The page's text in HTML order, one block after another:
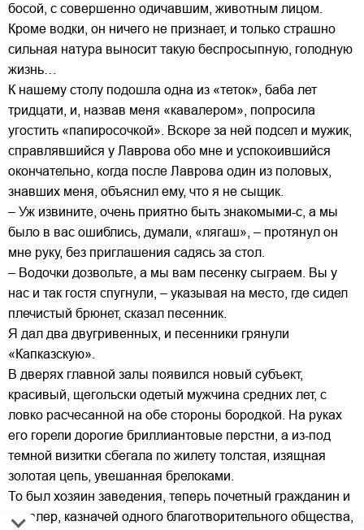
босой, с совершенно одичавшим, животным лицом.
Кроме водки, он ничего не признает, и только страшно
сильная натура выносит такую беспросыпную, голодную
жизнь…
К нашему столу подошла одна из «теток», баба лет
тридцати, и, назвав меня «кавалером», попросила
угостить «папиросочкой». Вскоре за ней подсел и мужик,
справлявшийся у Лаврова обо мне и успокоившийся
окончательно, когда после Лаврова один из половых,
знавших меня, объяснил ему, что я не сыщик.
– Уж извините, очень приятно быть знакомыми-с, а мы
было в вас ошиблись, думали, «лягаш», – протянул он
мне руку, без приглашения садясь за стол.
– Водочки дозвольте, а мы вам песенку сыграем. Вы у
нас и так гостя спугнули, – указывая на место, где сидел
плечистый брюнет, сказал песенник.
Я дал два двугривенных, и песенники грянули
«Капказскую».
В дверях главной залы появился новый субъект,
красивый, щегольски одетый мужчина средних лет, с
ловко расчесанной на обе стороны бородкой. На руках
его горели дорогие бриллиантовые перстни, а из-под
темной визитки сбегала по жилету толстая, изящная
золотая цепь, увешанная брелоками.
То был хозяин заведения, теперь почетный гражданин и
кавалер, казначей одного благотворительного общества,